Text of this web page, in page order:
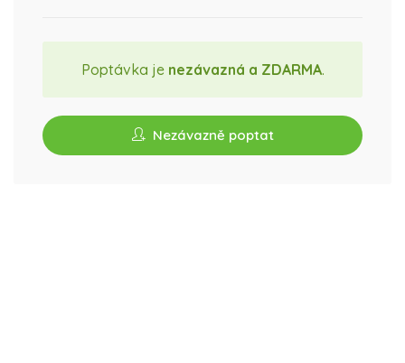
Poptávka je nezávazná a ZDARMA.
Nezávazně poptat